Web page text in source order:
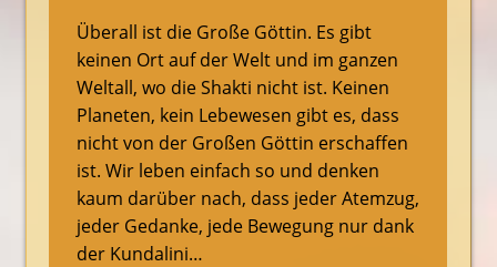
Überall ist die Große Göttin. Es gibt
keinen Ort auf der Welt und im ganzen
Weltall, wo die Shakti nicht ist. Keinen
Planeten, kein Lebewesen gibt es, dass
nicht von der Großen Göttin erschaffen
ist. Wir leben einfach so und denken
kaum darüber nach, dass jeder Atemzug,
jeder Gedanke, jede Bewegung nur dank
der Kundalini…